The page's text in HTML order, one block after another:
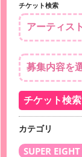
チケット検索
カテゴリ
SUPER EIGHT